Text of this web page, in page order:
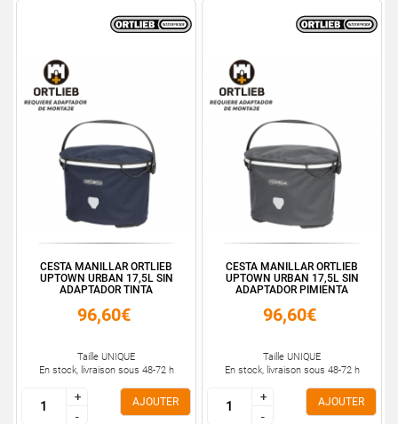
CESTA MANILLAR ORTLIEB
UPTOWN URBAN 17,5L SIN
ADAPTADOR TINTA
96,60€
Taille UNIQUE
En stock, livraison sous 48-72 h
+
-
+
-
AJOUTER
CESTA MANILLAR ORTLIEB
UPTOWN URBAN 17,5L SIN
ADAPTADOR PIMIENTA
96,60€
Taille UNIQUE
En stock, livraison sous 48-72 h
+
-
+
-
AJOUTER